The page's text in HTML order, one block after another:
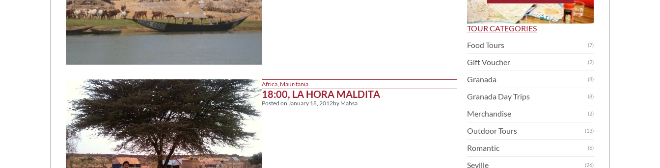
Africa, Mauritania
18:00, LA HORA MALDITA
Posted on January 18, 2012byMahsa
TOUR CATEGORIES
Food Tours
(7)
Gift Voucher (2)
Granada (8)
Granada Day Trips (8)
Merchandise (2)
Outdoor Tours (13)
Romantic (6)
Seville (26)